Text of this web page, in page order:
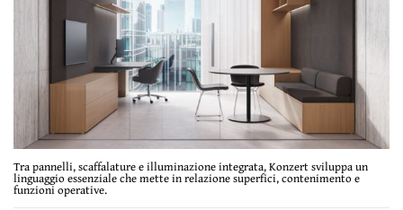
Tra pannelli, scaffalature e illuminazione integrata, Konzert sviluppa un
linguaggio essenziale che mette in relazione superfici, contenimento e
funzioni operative.